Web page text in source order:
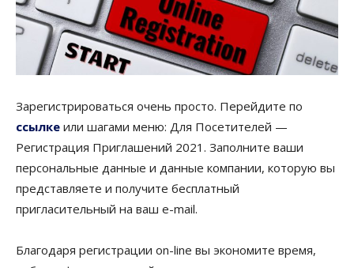
Зарегистрироваться очень просто. Перейдите по
ссылке или шагами меню: Для Посетителей —
Регистрация Приглашений 2021. Заполните ваши
персональные данные и данные компании, которую вы
представляете и получите бесплатный
пригласительный на ваш e-mail.
Благодаря регистрации on-line вы экономите время,